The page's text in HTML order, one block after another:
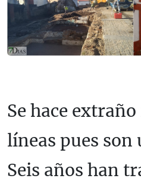
Se hace
líneas pues son
Seis años han